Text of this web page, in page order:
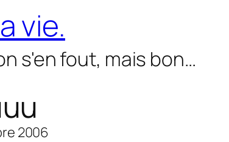
vie.
s'en fout, mais bon…
2006